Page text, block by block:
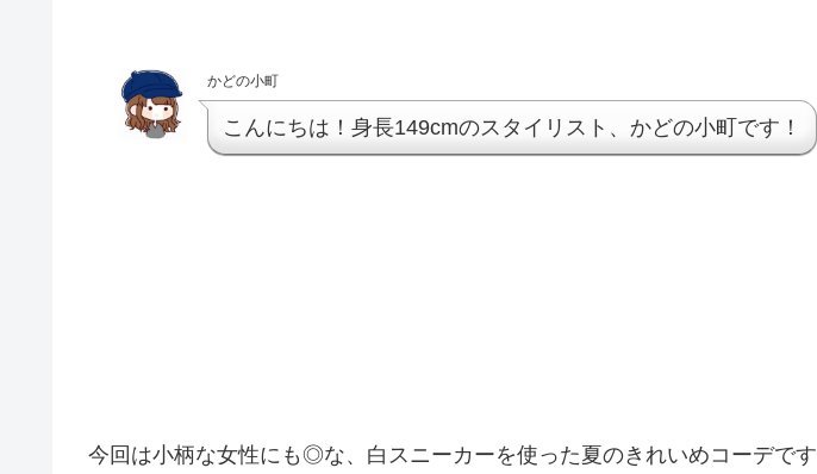
かどの小町
こんにちは！身長149cmのスタイリスト、かどの小町です！
今回は小柄な女性にも◎な、白スニーカーを使った夏のきれいめコーデです